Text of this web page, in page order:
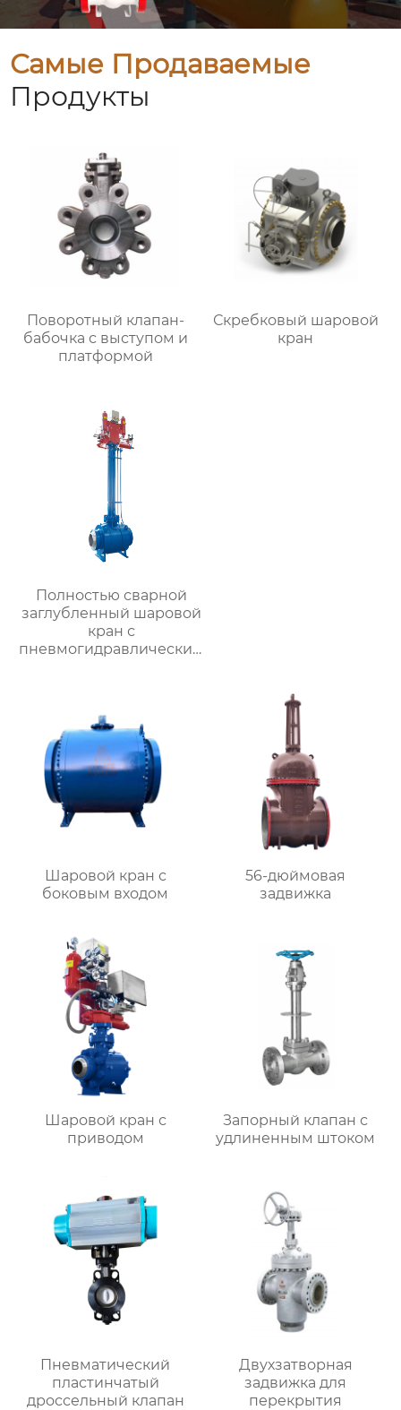
Самые Продаваемые
Продукты
Поворотный клапан-
бабочка с выступом и
платформой
Скребковый шаровой
кран
Полностью сварной
заглубленный шаровой
кран с
пневмогидравлическим
Шаровой кран с
боковым входом
56-дюймовая
задвижка
Шаровой кран с
приводом
Запорный клапан с
удлиненным штоком
Пневматический
пластинчатый
дроссельный клапан
Двухзатворная
задвижка для
перекрытия